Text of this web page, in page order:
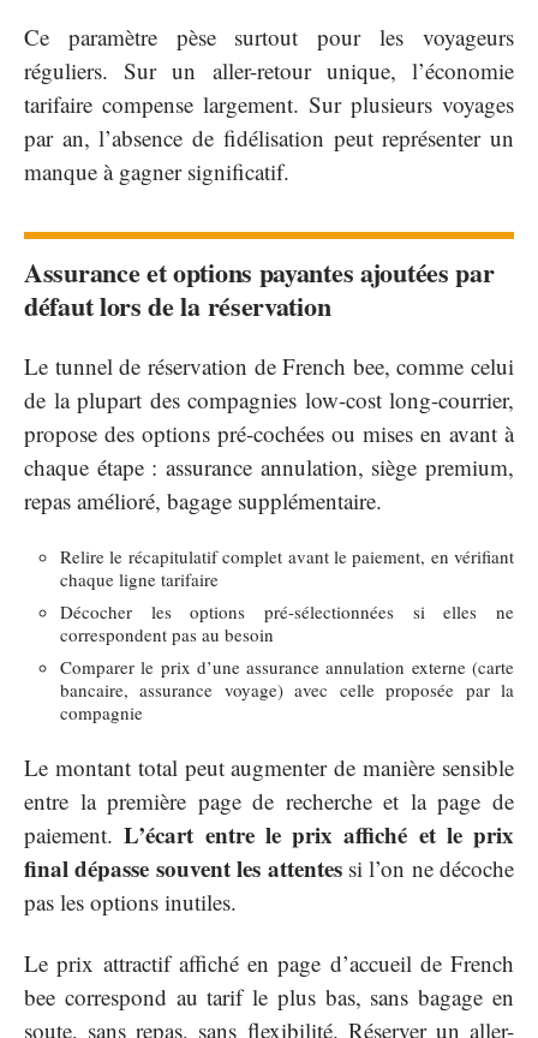
Ce paramètre pèse surtout pour les voyageurs
réguliers. Sur un aller-retour unique, l’économie
tarifaire compense largement. Sur plusieurs voyages
par an, l’absence de fidélisation peut représenter un
manque à gagner significatif.
Assurance et options payantes ajoutées par
défaut lors de la réservation
Le tunnel de réservation de French bee, comme celui
de la plupart des compagnies low-cost long-courrier,
propose des options pré-cochées ou mises en avant à
chaque étape : assurance annulation, siège premium,
repas amélioré, bagage supplémentaire.
Relire le récapitulatif complet avant le paiement, en vérifiant
chaque ligne tarifaire
Décocher les options pré-sélectionnées si elles ne
correspondent pas au besoin
Comparer le prix d’une assurance annulation externe (carte
bancaire, assurance voyage) avec celle proposée par la
compagnie
Le montant total peut augmenter de manière sensible
entre la première page de recherche et la page de
paiement.L’écart entre le prix affiché et le prix
final dépasse souvent les attentessi l’on ne décoche
pas les options inutiles.
Le prix attractif affiché en page d’accueil de French
bee correspond au tarif le plus bas, sans bagage en
soute, sans repas, sans flexibilité. Réserver un aller-